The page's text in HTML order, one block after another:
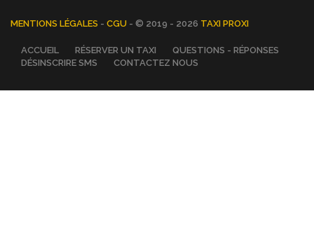
MENTIONS LÉGALES - CGU - © 2019 - 2026 TAXI PROXI
ACCUEIL RÉSERVER UN TAXI
QUESTIONS - RÉPONSES
DÉSINSCRIRE SMS
CONTACTEZ NOUS